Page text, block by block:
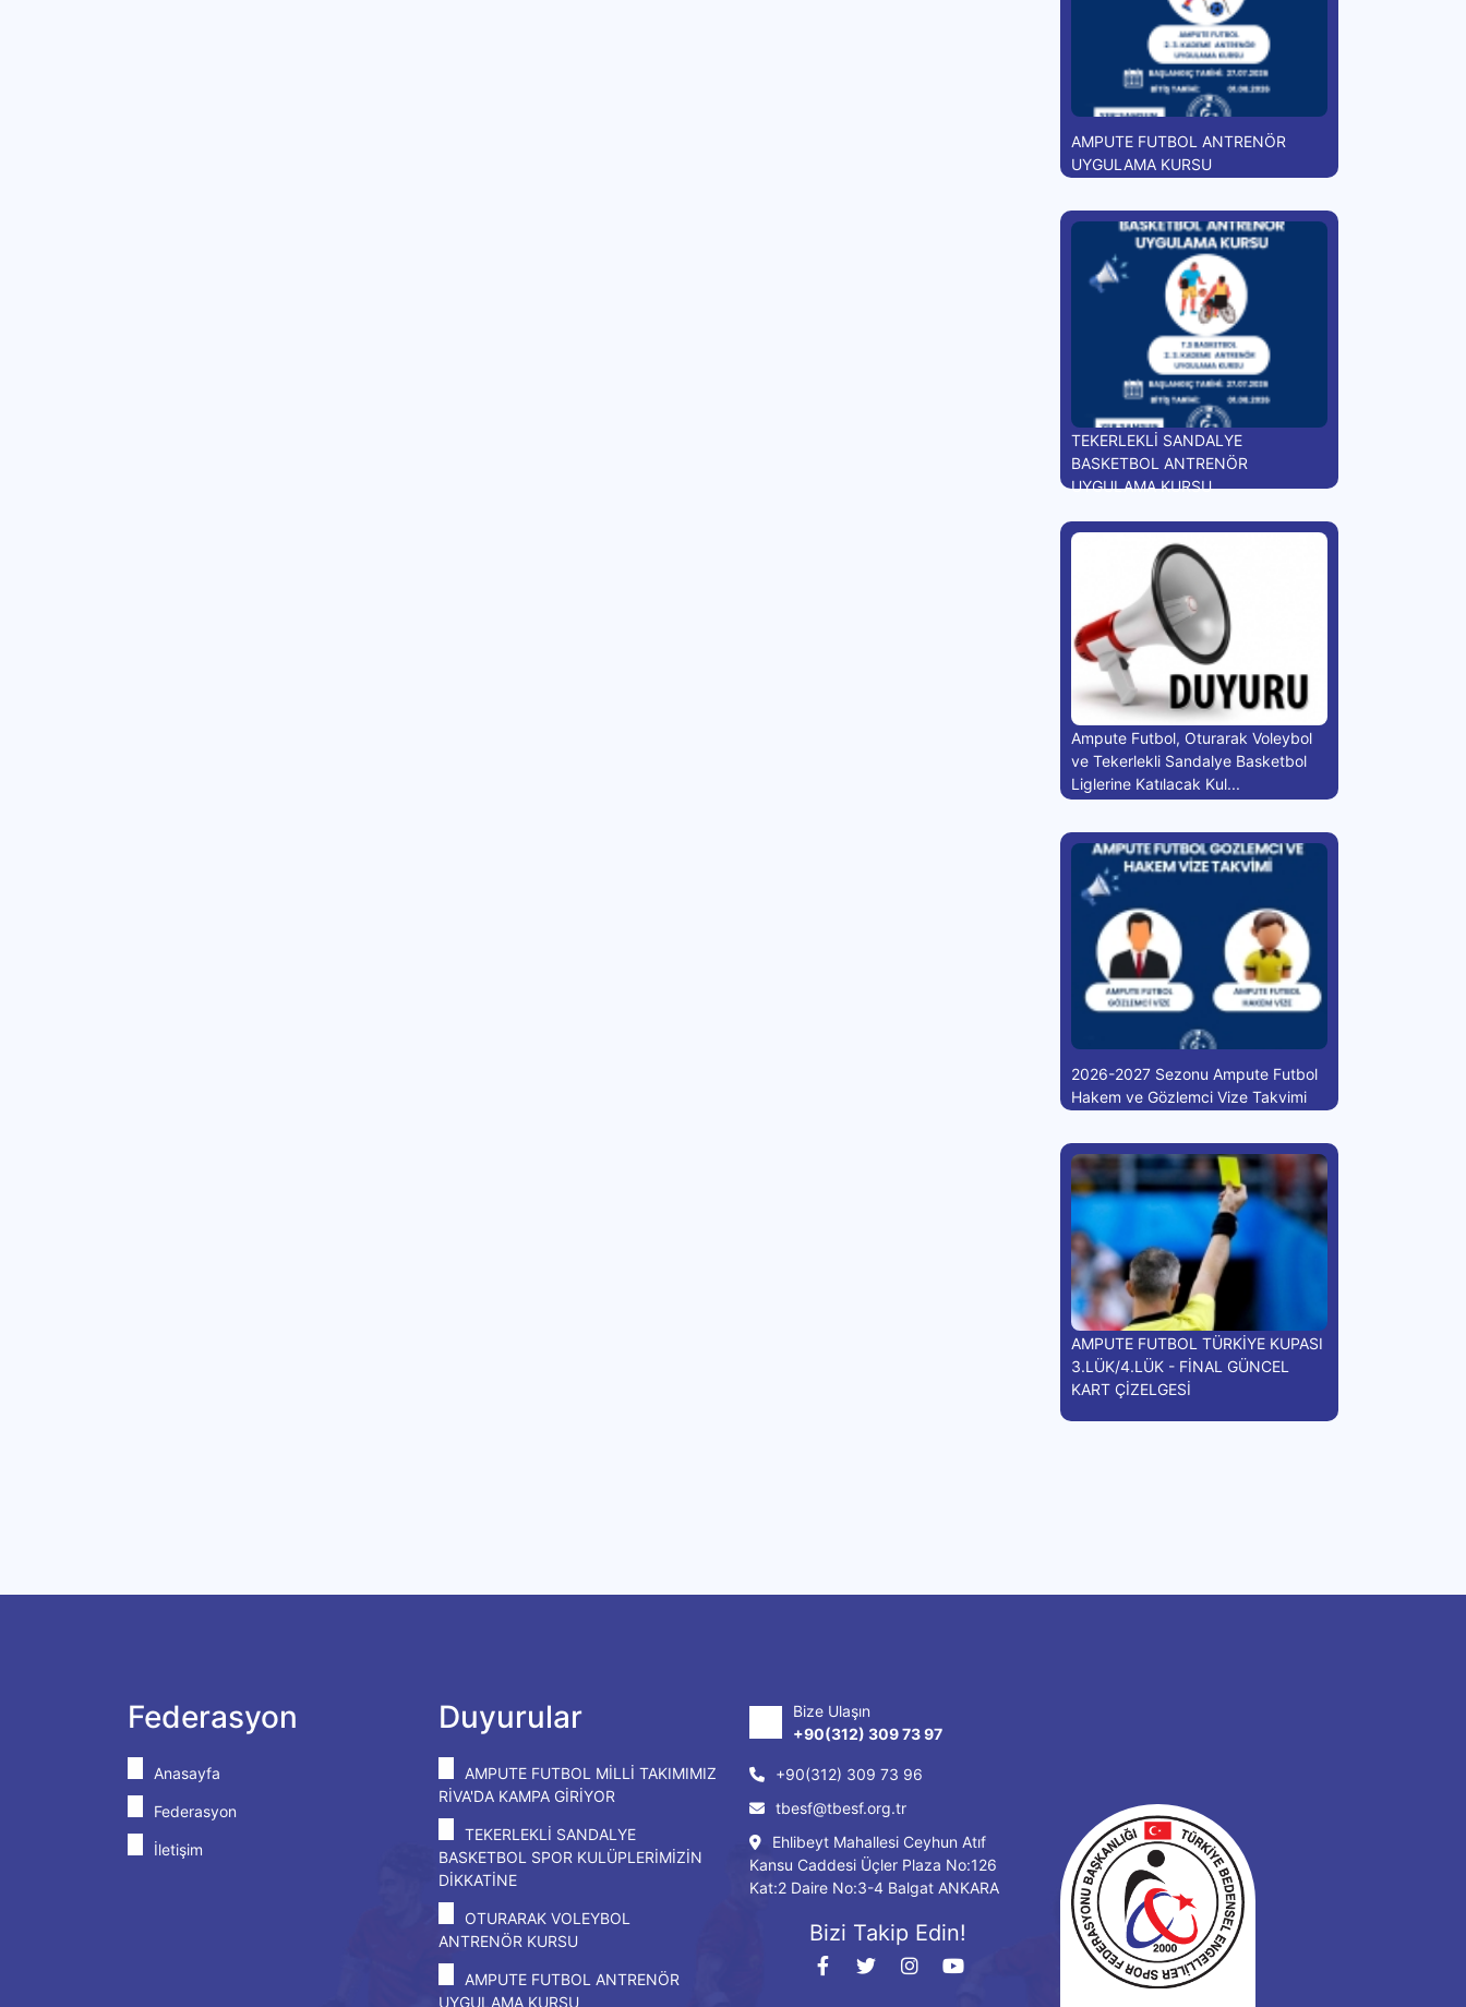
AMPUTE FUTBOL ANTRENÖR
UYGULAMA KURSU
TEKERLEKLİ SANDALYE
BASKETBOL ANTRENÖR
UYGULAMA KURSU
Ampute Futbol, Oturarak Voleybol
ve Tekerlekli Sandalye Basketbol
Liglerine Katılacak Kul...
2026-2027 Sezonu Ampute Futbol
Hakem ve Gözlemci Vize Takvimi
AMPUTE FUTBOL TÜRKİYE KUPASI
3.LÜK/4.LÜK - FİNAL GÜNCEL
KART ÇİZELGESİ
Federasyon
Anasayfa
Federasyon
İletişim
Duyurular
AMPUTE FUTBOL MİLLİ TAKIMIMIZ
RİVA'DA KAMPA GİRİYOR
TEKERLEKLİ SANDALYE
BASKETBOL SPOR KULÜPLERİMİZİN
DİKKATİNE
OTURARAK VOLEYBOL
ANTRENÖR KURSU
AMPUTE FUTBOL ANTRENÖR
UYGULAMA KURSU
Bize Ulaşın
+90(312) 309 73 97
+90(312) 309 73 96
tbesf@tbesf.org.tr
Ehlibeyt Mahallesi Ceyhun Atıf
Kansu Caddesi Üçler Plaza No:126
Kat:2 Daire No:3-4 Balgat ANKARA
Bizi Takip Edin!